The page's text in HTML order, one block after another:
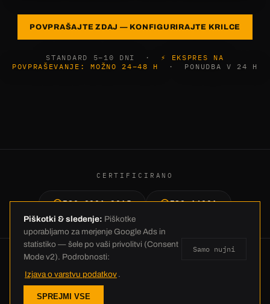
POVPRAŠAJTE ZDAJ — KONFIGURIRAJTE KRILCE
STANDARD 5–10 DNI · ⚡ EKSPRES NA
POVPRAŠEVANJE: MOŽNO 24–48 H
· PONUDBA V 24 H
CERTIFICIRANO
ISO 9001:2015 ISO 14001
© 2026 C.E. Schneckenflügel GmbH · Industriestraße 26 · 26188 Edewecht
· +49 4405 23837-0 · info@ces-europe.com ·
Varstvo podatkov
Piškotki & sledenje: Piškotke
uporabljamo za merjenje Google Ads in
statistiko — šele po vaši privolitvi (Consent
Mode v2). Podrobnosti:
Izjava o varstvu podatkov .
Samo nujni
SPREJMI VSE